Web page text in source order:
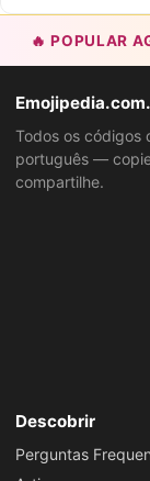
🔥 POPULAR
Todos os códigos
português —
compartilhe.
Descobrir
Perguntas